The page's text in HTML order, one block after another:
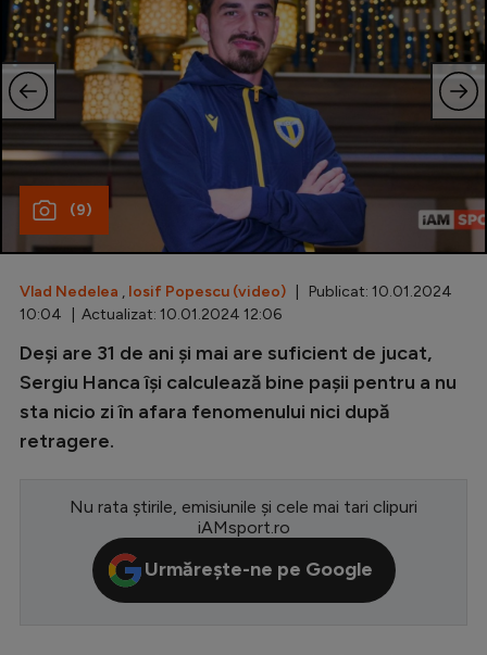
Fotbal feminin
Special
Diverse
Inedit
Clasamente
Champions League
Europa League
Conference League
LaLiga
Bundesliga
(9)
Vlad Nedelea , Iosif Popescu (video) | Publicat: 10.01.2024
10:04 | Actualizat: 10.01.2024 12:06
Deși are 31 de ani și mai are suficient de jucat,
Sergiu Hanca își calculează bine pașii pentru a nu
sta nicio zi în afara fenomenului nici după
retragere.
Nu rata știrile, emisiunile și cele mai tari clipuri
iAMsport.ro
Urmărește-ne pe Google